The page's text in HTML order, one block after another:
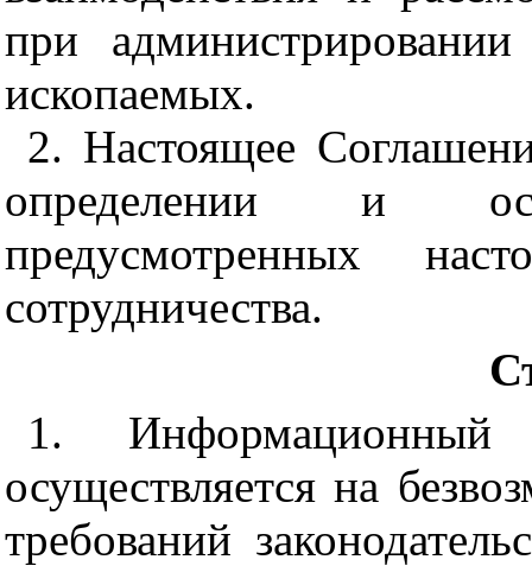
при
ископаемых.
2. Настоящее
определении и
предусмотренных
сотрудничества.
1.
осуществляется на
требований